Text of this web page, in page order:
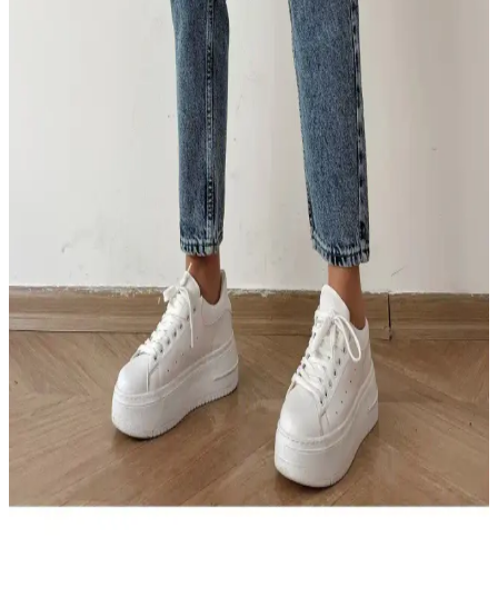
Yüksek bel ve geniş paça tasarımıyla şıklık ve rahatlığı bir arada
sunan Victoria modeli kadın pantolonları, dayanıklı denim kumaşı
ve esnek yapısıyla günlük ve şık kombinler için ideal.
Trn JNS Lena ve Texas Pantolonları
Karşılaştırması: Özellikler ve Kullanıcı Yorumları
İki farklı Trn JNS pantolonunun özellikleri, kullanıcı yorumları ve
stil önerileriyle detaylı karşılaştırması, size en uygun rahat ve şık
pantolonu seçmenize yardımcı olur.
Geenz Ngbutika ve Ltb Tanya Skinny Pantolon
Karşılaştırması: Stil ve Konfor Analizi
Bu makale, Geenz Ngbutika yüksek bel skinny jean ve Ltb Tanya
düz skinny pantolonun özelliklerini, kullanıcı yorumlarını ve
kullanım alanlarını karşılaştırarak stil ve konfor açısından detaylı
bilgi sunar.
JILLY Dilber Indigo Mom Jean: Rahat ve Şık
Günlük Kullanım İçin Modern Pantolon
Canlı turuncu renk ve modern tasarımıyla dikkat çeken JILLY